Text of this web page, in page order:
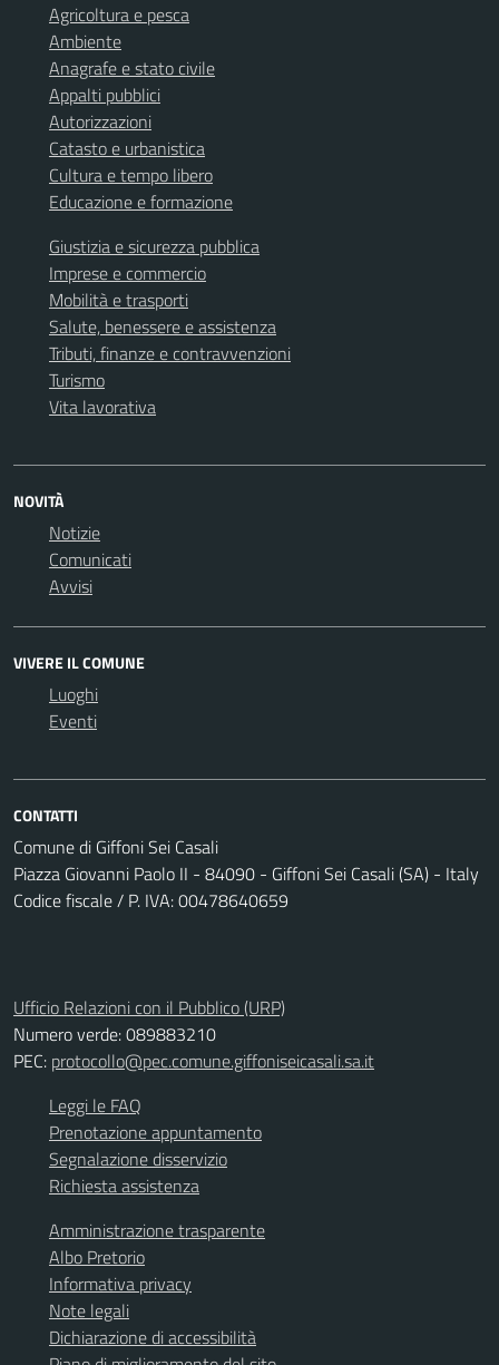
Agricoltura e pesca
Ambiente
Anagrafe e stato civile
Appalti pubblici
Autorizzazioni
Catasto e urbanistica
Cultura e tempo libero
Educazione e formazione
Giustizia e sicurezza pubblica
Imprese e commercio
Mobilità e trasporti
Salute, benessere e assistenza
Tributi, finanze e contravvenzioni
Turismo
Vita lavorativa
NOVITÀ
Notizie
Comunicati
Avvisi
VIVERE IL COMUNE
Luoghi
Eventi
CONTATTI
Comune di Giffoni Sei Casali
Piazza Giovanni Paolo II - 84090 - Giffoni Sei Casali (SA) - Italy
Codice fiscale / P. IVA: 00478640659
Ufficio Relazioni con il Pubblico (URP)
Numero verde: 089883210
PEC: protocollo@pec.comune.giffoniseicasali.sa.it
Leggi le FAQ
Prenotazione appuntamento
Segnalazione disservizio
Richiesta assistenza
Amministrazione trasparente
Albo Pretorio
Informativa privacy
Note legali
Dichiarazione di accessibilità